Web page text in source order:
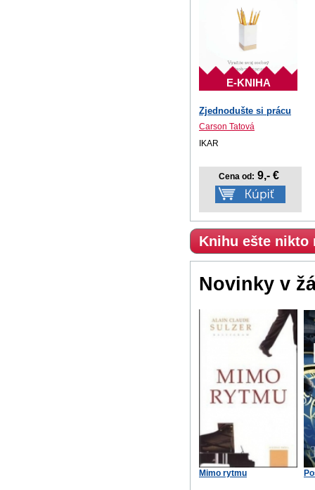
E-KNIHA
Zjednodušte si prácu
Carson Tatová
IKAR
Cena od: 9,- €
Knihu ešte nikto
Novinky v
Mimo rytmu